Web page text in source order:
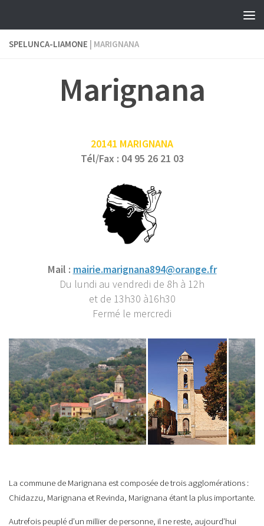
SPELUNCA-LIAMONE | MARIGNANA
Marignana
20141 MARIGNANA
Tél/Fax : 04 95 26 21 03
Mail : mairie.marignana894@orange.fr
Du lundi au vendredi de 8h à 12h
et de 13h30 à16h30
Fermé le mercredi
La commune de Marignana est composée de trois agglomérations :
Chidazzu, Marignana et Revinda, Marignana étant la plus importante.
Autrefois peuplé d’un millier de personne, il ne reste, aujourd’hui